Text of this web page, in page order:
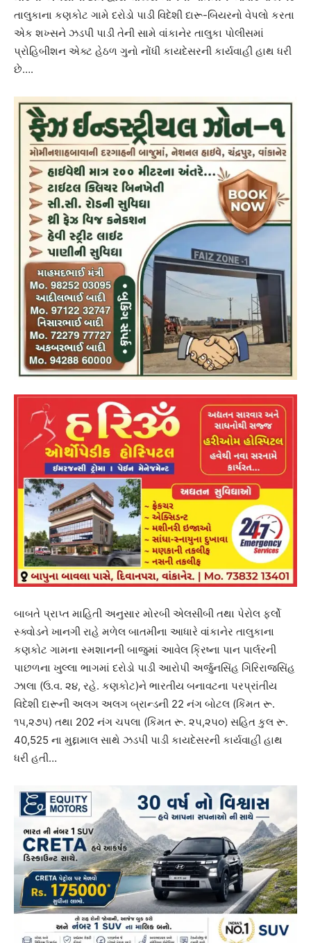
તાલુકાના કણકોટ ગામે દરોડો પાડી વિદેશી દારૂ-બિયરનો વેપલો કરતા
એક શખ્સને ઝડપી પાડી તેની સામે વાંકાનેર તાલુકા પોલીસમાં
પ્રોહિબીશન એક્ટ હેઠળ ગુનો નોંધી કાયદેસરની કાર્યવાહી હાથ ધરી
છે….
બાબતે પ્રાપ્ત માહિતી અનુસાર મોરબી એલસીબી તથા પેરોલ ફર્લો
સ્ક્વોડને ખાનગી રાહે મળેલ બાતમીના આધારે વાંકાનેર તાલુકાના
કણકોટ ગામના સ્મશાનની બાજુમાં આવેલ ક્રિષ્ના પાન પાર્લરની
પાછળના ખુલ્લા ભાગમાં દરોડો પાડી આરોપી અર્જુનસિંહ ગિરિરાજસિંહ
ઝાલા (ઉ.વ. ૨૪, રહે. કણકોટ)ને ભારતીય બનાવટના પરપ્રાંતીય
વિદેશી દારૂની અલગ અલગ બ્રાન્ડની 22 નંગ બોટલ (કિંમત રૂ.
૧૫,૨૭૫) તથા 202 નંગ ચપલા (કિંમત રૂ. ૨૫,૨૫૦) સહિત કુલ રૂ.
40,525 ના મુદ્દામાલ સાથે ઝડપી પાડી કાયદેસરની કાર્યવાહી હાથ
ધરી હતી…